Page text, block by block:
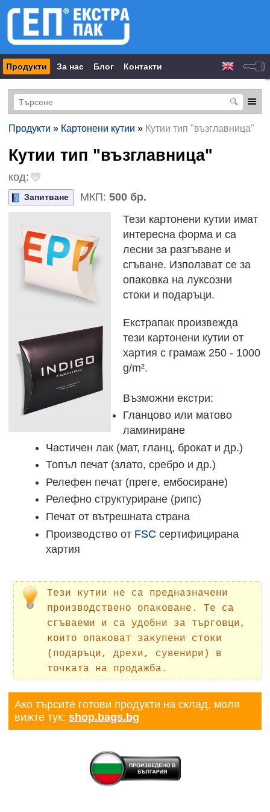
Продукти За нас Блог Контакти
Продукти » Картонени кутии » Кутии тип "възглавница"
Кутии тип "възглавница"
код:
Запитване МКП: 500 бр.
Тези картонени кутии имат
интересна форма и са
лесни за разгъване и
сгъване. Използват се за
опаковка на луксозни
стоки и подаръци.
Екстрапак произвежда
тези картонени кутии от
хартия с грамаж 250 - 1000
g/m².
Възможни екстри:
Гланцово или матово
ламиниране
Частичен лак (мат, гланц, брокат и др.)
Топъл печат (злато, сребро и др.)
Релефен печат (преге, ембосиране)
Релефно структуриране (рипс)
Печат от вътрешната страна
Производство от FSCсертифицирана
хартия
Тези кутии не са предназначени
производствено опаковане. Те са
сгъваеми и са удобни за търговци,
които опаковат закупени стоки
(подаръци, дрехи, сувенири) в
точката на продажба.
Ако търсите готови продукти на склад, моля
вижте тук: shop.bags.bg